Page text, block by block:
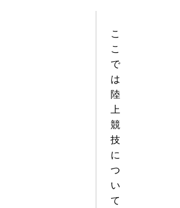
こ
こ
で
は
陸
上
競
技
に
つ
い
て